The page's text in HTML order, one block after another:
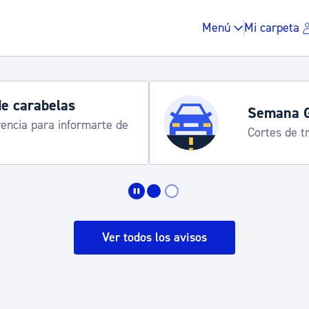
Menú Mi carpeta
Espacio público,
carabelas
para informarte de
Semana
Cortes de
Ver todos los avisos